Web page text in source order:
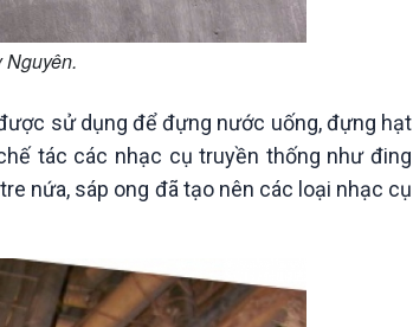
Nguyên.
sử dụng để đựng nước uống, đựng hạt
tác các nhạc cụ truyền thống như đing
nứa, sáp ong đã tạo nên các loại nhạc cụ